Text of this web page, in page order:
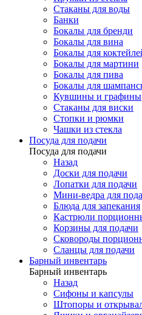
Стаканы для воды
Банки
Бокалы для бренди
Бокалы для вина
Бокалы для
Бокалы для мартини
Бокалы для пива
Бокалы для
Кувшины и графины
Стаканы для виски
Стопки и рюмки
Чашки из стекла
Посуда для подачи
Посуда для подачи
Назад
Доски для подачи
Лопатки для подачи
Мини-ведра для
Блюда для запекания
Кастрюли
Корзины для подачи
Сковороды
Сланцы для подачи
Барный инвентарь
Барный инвентарь
Назад
Сифоны и капсулы
Штопоры и